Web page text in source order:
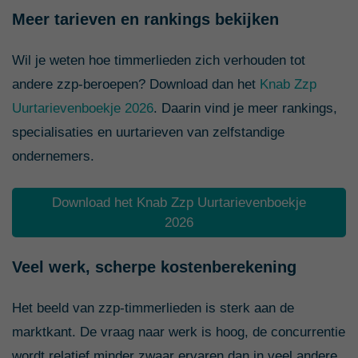
Meer tarieven en rankings bekijken
Wil je weten hoe timmerlieden zich verhouden tot
andere zzp-beroepen? Download dan het Knab Zzp
Uurtarievenboekje 2026. Daarin vind je meer rankings,
specialisaties en uurtarieven van zelfstandige
ondernemers.
Download het Knab Zzp Uurtarievenboekje
2026
Veel werk, scherpe kostenberekening
Het beeld van zzp-timmerlieden is sterk aan de
marktkant. De vraag naar werk is hoog, de concurrentie